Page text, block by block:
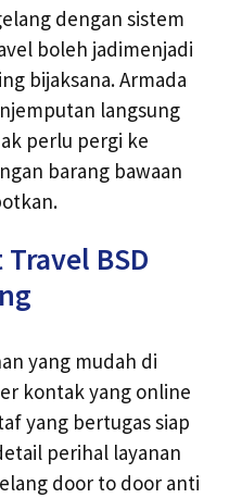
dengan sistem
boleh jadimenjadi
bijaksana. Armada
langsung
perlu pergi ke
barang bawaan
BSD
yang mudah di
kontak yang online
yang bertugas siap
perihal layanan
door to door anti